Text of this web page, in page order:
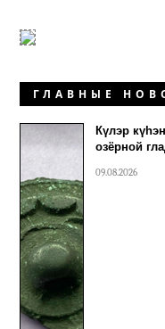
ГЛАВНЫЕ
Күлэр
озёрной
09.08.2026